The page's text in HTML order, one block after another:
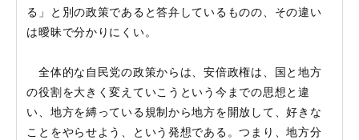
る」と別の政策であると答弁しているものの、その違い
は曖昧で分かりにくい。
全体的な自民党の政策からは、安倍政権は、国と地方
の役割を大きく変えていこうという今までの思想と違
い、地方を縛っている規制から地方を開放して、好きな
ことをやらせよう、という発想である。つまり、地方分